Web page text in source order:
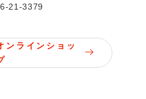
21-3379
ンラインショッ